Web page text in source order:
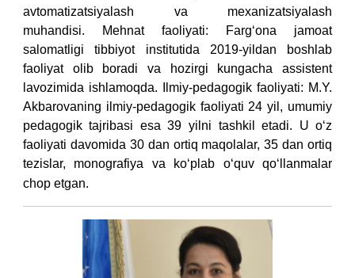
avtomatizatsiyalash va mexanizatsiyalash
muhandisi.
Mehnat faoliyati:
Farg‘ona jamoat
salomatligi tibbiyot institutida 2019-yildan boshlab
faoliyat olib boradi va hozirgi kungacha assistent
lavozimida ishlamoqda.
Ilmiy-pedagogik faoliyati: M.Y.
Akbarovaning ilmiy-pedagogik faoliyati 24 yil, umumiy
pedagogik tajribasi esa 39 yilni tashkil etadi. U o‘z
faoliyati davomida 30 dan ortiq maqolalar, 35 dan ortiq
tezislar, monografiya va ko‘plab o‘quv qo‘llanmalar
chop etgan.